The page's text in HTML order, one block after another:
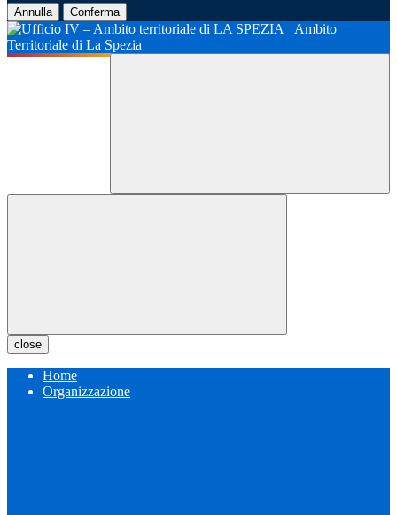
Annulla Conferma
Ambito
Territoriale di La Spezia
close
Home
Organizzazione